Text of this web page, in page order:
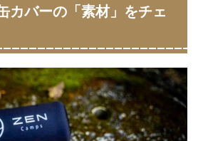
カバーの「素材」をチェ